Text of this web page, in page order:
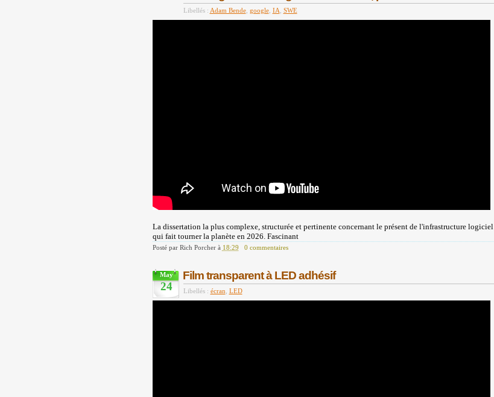
Libellés : Adam Bende, google, IA SWE
La dissertation la plus complexe, structurée et pertinente concernant le présent de l'infrastructure logiciel
qui fait tourner la planète en 2026. Fascinant
Posté par Rich Porcher à 18:29 0 commentaires
May
24
Film transparent à LED adhésif
Libellés : écran LED